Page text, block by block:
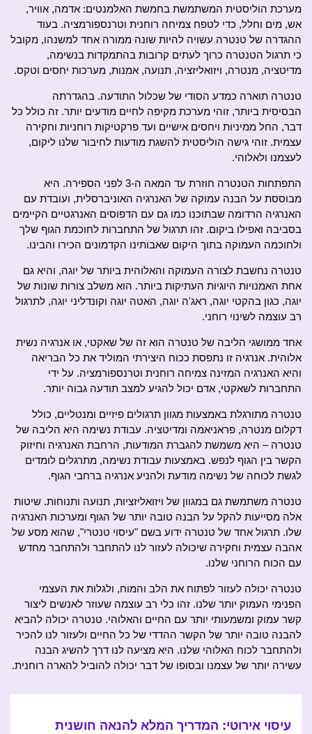
מערכת הוליסטית המשתמשת בחמשת האלמנטים: אדמה, אוויר,
אש, מים וחלל, כדי לטפח צמיחה רוחנית וטרנספורמציה. בעוד
ההגדרה של טנטרה עשויה להיות שונה ממורה אחד למשנהו, מקובל
כי תרגול הטנטרה כרוך לעתים קרובות בהתמקדות בנשימה,
מדיטציה, מנטרה, ויזואליזציה, תנועה, אמנות, מערכות יחסים וטקס.
טנטרה תוארה כמדע הסודי של שכלול התודעה. בהגדרתה
הבסיסית ביותר, זוהי מערכת מקיפה לחיים מודעים יותר. זה כולל כל
דבר, החל ממיניות ויחסים אישיים ועד פרקטיקות רוחניות וחקירה
עצמית. זוהי גישה הוליסטית להשגת מודעות לחיבור שלנו ליקום,
לעצמנו ולאלוהי.
התפתחות הטנטרה חוזרת עד המאה ה-3 לפני הספירה. היא
מבוססת על הבנה עמוקה של האנרגיה האוניברסלית, ועובדת עם
האנרגיה הרדומה שבתוכנו כמו גם עם הדפוסים האנרגטיים הקיימים
בסביבה ואפילו ביקום. זהו תרגול של התחברות לחוכמת הגוף שלך
ולחוכמה העמוקה בתוך היקום שאבותינו הקדמונים הכירו והבינו.
טנטרה נחשבת לצורה העמוקה והאלוהית ביותר של יוגה, והיא גם
אחת האמנויות היוגיות העתיקות ביותר. הוא משלב צורות שונות של
יוגה, כגון בהקטי יוגה, ראג'ה יוגה, האטה יוגה וקונדליני יוגה, לתרגול
רב עוצמה לשינוי רוחני.
אחד ממושגי הליבה של טנטרה הוא זה של שאקטי, או אנרגיה נשית
אלוהית. אנרגיה זו נתפסת ככוח היצירתי המוליד את כל הבריאה
והיא האנרגיה המזינה צמיחה רוחנית וטרנספורמציה. על ידי
התחברות לשאקטי, אדם יכול להגיע למצב תודעה גבוה יותר.
טנטרה מתורגלת באמצעות מגוון תרגולים פיזיים ומנטליים, כולל
דקלום מנטרה, פראניאמה ומדיטציה. עבודת נשימה היא הליבה של
טנטרה – היא משמשת להגברת המודעות, הרחבת האנרגיה וחיזוק
הקשר בין הגוף לנפש. באמצעות עבודת נשימה, מתרגלים לומדים
לגשת לכוחה של נשימה מודעת ולהניע אנרגיה ברחבי הגוף.
טנטרה משתמשת גם במגוון של ויזואליזציות, תנועה ותנוחות. שיטות
אלה מסייעות להקל על הבנה טובה יותר של הגוף ומערכות האנרגיה
שלו. תרגול אחד של טנטרה ידוע בשם "עיסוי טנטרי", שהוא מסע של
אהבה עצמית וחקירה שיכולה לעזור לנו להתחבר ולהתחבר מחדש
עם הכוח הרוחני שלנו.
טנטרה יכולה לעזור לפתוח את הלב והמוח, ולגלות את העצמי
הפנימי העמוק יותר שלנו. זהו כלי רב עוצמה שעוזר לאנשים ליצור
קשר עמוק ומשמעותי יותר עם החיים והאלוהי. טנטרה יכולה להביא
להבנה טובה יותר של הקשר ההדדי של כל החיים ולעזור לנו להכיר
ולהתחבר לכוח האלוהי שלנו. היא מציעה לנו דרך להשיג הבנה
עשירה יותר של עצמנו ובסופו של דבר יכולה להוביל להארה רוחנית.
עיסוי אירוטי: המדריך המלא להנאה חושנית